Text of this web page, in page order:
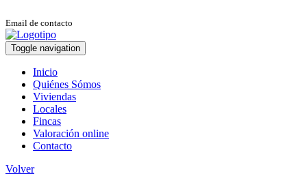
Email de contacto
Toggle navigation
Inicio
Quiénes Sómos
Viviendas
Locales
Fincas
Valoración online
Contacto
Volver